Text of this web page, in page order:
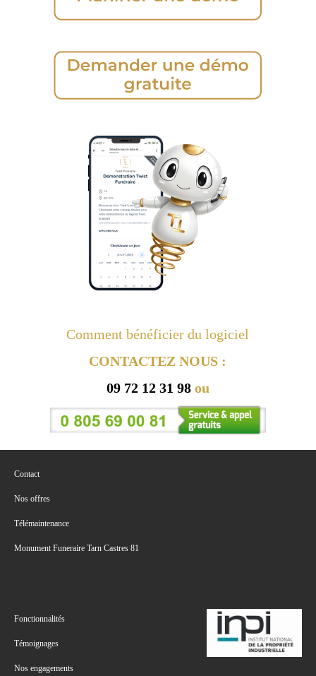
Comment bénéficier du logiciel
CONTACTEZ NOUS :
09 72 12 31 98ou
Contact
Nos offres
Télémaintenance
Monument Funeraire Tarn Castres 81
Fonctionnalités
Témoignages
Nos engagements